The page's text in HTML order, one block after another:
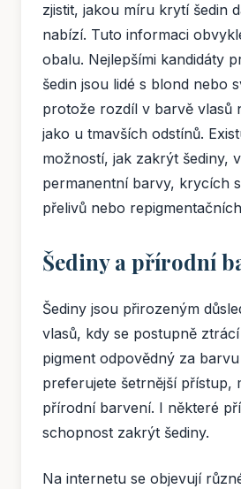
zjistit, jakou míru krytí šedin
nabízí. Tuto informaci
obalu. Nejlepšími kandidáty
šedin jsou lidé s blond nebo
protože rozdíl v barvě vlasů
jako u tmavších odstínů.
možností, jak zakrýt šediny,
permanentní barvy, krycích
přelivů nebo
Šediny a přírodní
Šediny jsou přirozeným
vlasů, kdy se postupně
pigment odpovědný za
preferujete šetrnější přístup,
přírodní barvení. I některé
schopnost zakrýt šediny.
Na internetu se objevují